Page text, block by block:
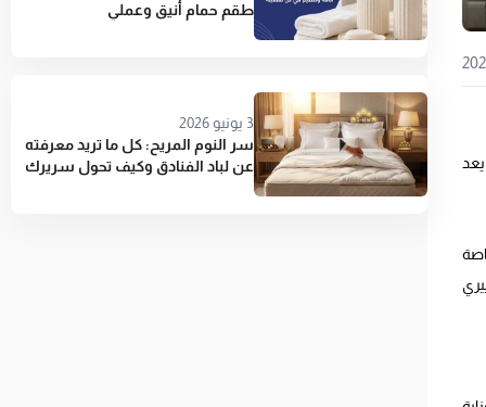
طقم حمام أنيق وعملي
3 يونيو 2026
سر النوم المريح: كل ما تريد معرفته
عن لباد الفنادق وكيف تحول سريرك